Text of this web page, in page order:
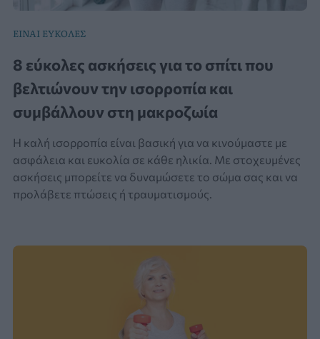
ΕΙΝΑΙ ΕΥΚΟΛΕΣ
8 εύκολες ασκήσεις για το σπίτι που
βελτιώνουν την ισορροπία και
συμβάλλουν στη μακροζωία
Η καλή ισορροπία είναι βασική για να κινούμαστε με
ασφάλεια και ευκολία σε κάθε ηλικία. Με στοχευμένες
ασκήσεις μπορείτε να δυναμώσετε το σώμα σας και να
προλάβετε πτώσεις ή τραυματισμούς.